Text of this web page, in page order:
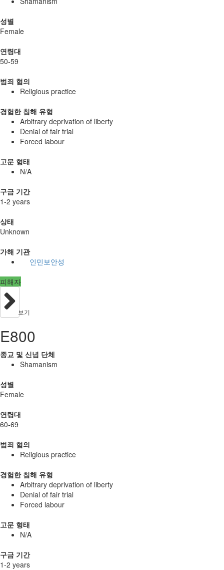
성별
Female
연령대
50-59
범죄 혐의
Religious practice
경험한 침해 유형
Arbitrary deprivation of liberty
Denial of fair trial
Forced labour
고문 형태
N/A
구금 기간
1-2 years
상태
Unknown
가해 기관
인민보안성
피해자
보기
E800
종교 및 신념 단체
Shamanism
성별
Female
연령대
60-69
범죄 혐의
Religious practice
경험한 침해 유형
Arbitrary deprivation of liberty
Denial of fair trial
Forced labour
고문 형태
N/A
구금 기간
1-2 years